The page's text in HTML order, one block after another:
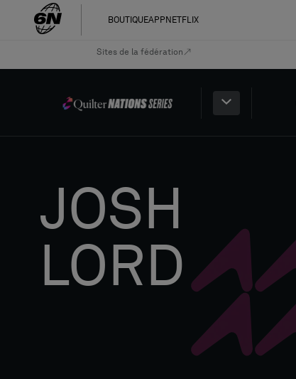
BOUTIQUEAPP NETFLIX
Sites de la fédération
JOSH
LORD